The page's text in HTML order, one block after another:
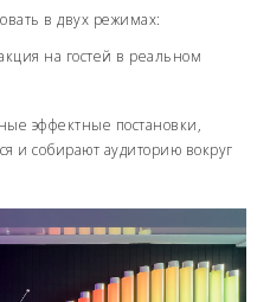
в двух режимах:
на гостей в реальном
эффектные постановки,
и собирают аудиторию вокруг